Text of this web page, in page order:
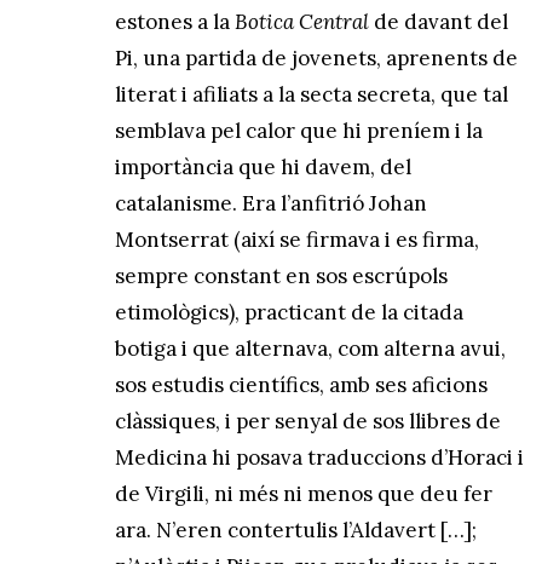
estones a laBotica Central de davant del
Pi, una partida de jovenets, aprenents de
literat i afiliats a la secta secreta, que tal
semblava pel calor que hi preníem i la
importància que hi davem, del
catalanisme. Era l’anfitrió Johan
Montserrat (així se firmava i es firma,
sempre constant en sos escrúpols
etimològics), practicant de la citada
botiga i que alternava, com alterna avui,
sos estudis científics, amb ses aficions
clàssiques, i per senyal de sos llibres de
Medicina hi posava traduccions d’Horaci i
de Virgili, ni més ni menos que deu fer
ara. N’eren contertulis l’Aldavert […];